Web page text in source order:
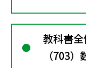
教科書全
（703